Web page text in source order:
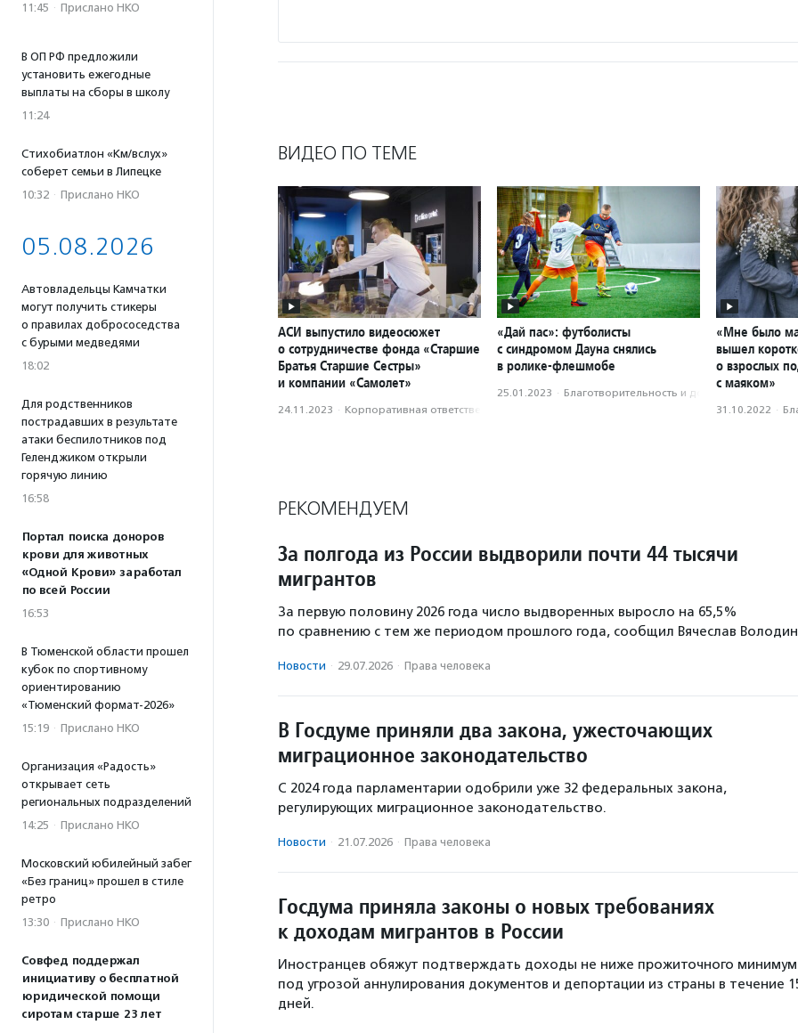
11:45 · Прислано НКО
В ОП РФ предложили
установить ежегодные
выплаты на сборы в школу
11:24
Стихобиатлон «Км/вслух»
соберет семьи в Липецке
10:32 · Прислано НКО
05.08.2026
Автовладельцы Камчатки
могут получить стикеры
о правилах добрососедства
с бурыми медведями
18:02
Для родственников
пострадавших в результате
атаки беспилотников под
Геленджиком открыли
горячую линию
16:58
Портал поиска доноров
крови для животных
«Одной Крови» заработал
по всей России
16:53
В Тюменской области прошел
кубок по спортивному
ориентированию
«Тюменский формат-2026»
15:19 · Прислано НКО
Организация «Радость»
открывает сеть
региональных подразделений
14:25 · Прислано НКО
Московский юбилейный забег
«Без границ» прошел в стиле
ретро
13:30 · Прислано НКО
Совфед поддержал
инициативу о бесплатной
юридической помощи
сиротам старше 23 лет
ВИДЕО ПО ТЕМЕ
АСИ выпустило видеосюжет
о сотрудничестве фонда «Старшие
Братья Старшие Сестры»
и компании «Самолет»
24.11.2023 · Корпоративная ответственность
«Дай пас»: футболисты
с синдромом Дауна снялись
в ролике-флешмобе
25.01.2023 · Благотвори­тель­ность и доброволь­чест­во
«Мне было
вышел
о взрослых
с маяком»
31.10.2022 ·
РЕКОМЕНДУЕМ
За полгода из России выдворили почти 44 тысячи
мигрантов
За первую половину 2026 года число выдворенных выросло на 65,5%
по сравнению с тем же периодом прошлого года, сообщил Вячеслав
Новости · 29.07.2026 · Права человека
В Госдуме приняли два закона, ужесточающих
миграционное законодательство
С 2024 года парламентарии одобрили уже 32 федеральных закона,
регулирующих миграционное законодательство.
Новости · 21.07.2026 · Права человека
Госдума приняла законы о новых требованиях
к доходам мигрантов в России
Иностранцев обяжут подтверждать доходы не ниже прожиточного
под угрозой аннулирования документов и депортации из страны в течение
дней.